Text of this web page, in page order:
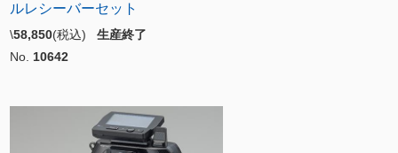
ルレシーバーセット
\58,850(税込) 生産終了
No. 10642